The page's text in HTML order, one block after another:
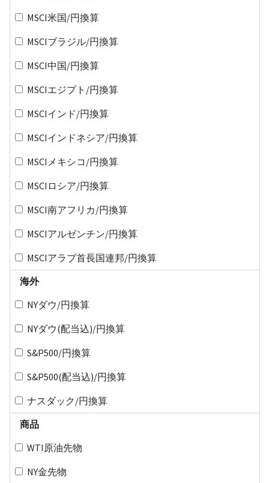
MSCI米国/円換算
MSCIブラジル/円換算
MSCI中国/円換算
MSCIエジプト/円換算
MSCIインド/円換算
MSCIインドネシア/円換算
MSCIメキシコ/円換算
MSCIロシア/円換算
MSCI南アフリカ/円換算
MSCIアルゼンチン/円換算
MSCIアラブ首長国連邦/円換算
海外
NYダウ/円換算
NYダウ(配当込)/円換算
S&P500/円換算
S&P500(配当込)/円換算
ナスダック/円換算
商品
WTI原油先物
NY金先物